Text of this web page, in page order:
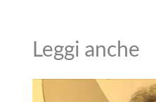
Leggi anche